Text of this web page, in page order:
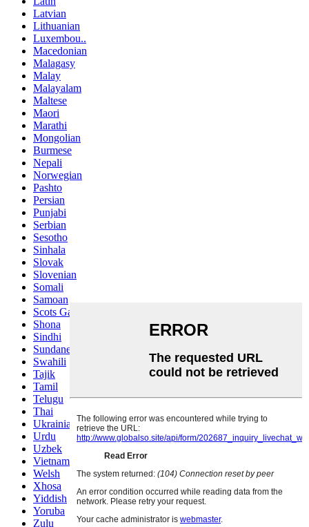
Latvian
Lithuanian
Luxembou..
Macedonian
Malagasy
Malay
Malayalam
Maltese
Maori
Marathi
Mongolian
Burmese
Nepali
Norwegian
Pashto
Persian
Punjabi
Serbian
Sesotho
Sinhala
Slovak
Slovenian
Somali
Samoan
Scots Gaelic
Shona
Sindhi
Sundanese
Swahili
Tajik
Tamil
Telugu
Thai
Ukrainian
Urdu
Uzbek
Vietnamese
Welsh
Xhosa
Yiddish
Yoruba
Zulu